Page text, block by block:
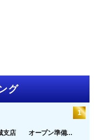
グ
支店 オープン準備...